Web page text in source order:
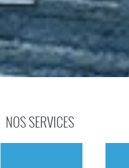
NOS SERVICES